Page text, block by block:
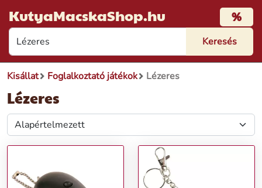
KutyaMacskaShop.hu %
Kisállat Foglalkoztató játékok Lézeres
Lézeres